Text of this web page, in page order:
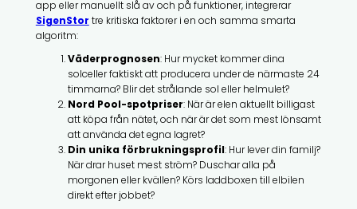
app eller manuellt slå av och på funktioner, integrerar
SigenStor tre kritiska faktorer i en och samma smarta
algoritm:
Väderprognosen: Hur mycket kommer dina
solceller faktiskt att producera under de närmaste 24
timmarna? Blir det strålande sol eller helmulet?
Nord Pool-spotpriser: När är elen aktuellt billigast
att köpa från nätet, och när är det som mest lönsamt
att använda det egna lagret?
Din unika förbrukningsprofil: Hur lever din familj?
När drar huset mest ström? Duschar alla på
morgonen eller kvällen? Körs laddboxen till elbilen
direkt efter jobbet?